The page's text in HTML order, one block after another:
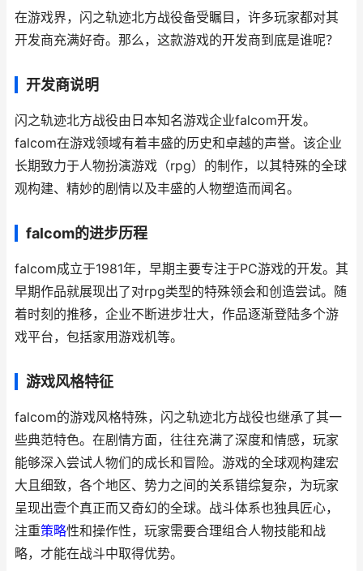
在游戏界，闪之轨迹北方战役备受瞩目，许多玩家都对其
开发商充满好奇。那么，这款游戏的开发商到底是谁呢？
开发商说明
闪之轨迹北方战役由日本知名游戏企业falcom开发。
falcom在游戏领域有着丰盛的历史和卓越的声誉。该企业
长期致力于人物扮演游戏（rpg）的制作，以其特殊的全球
观构建、精妙的剧情以及丰盛的人物塑造而闻名。
falcom的进步历程
falcom成立于1981年，早期主要专注于PC游戏的开发。其
早期作品就展现出了对rpg类型的特殊领会和创造尝试。随
着时刻的推移，企业不断进步壮大，作品逐渐登陆多个游
戏平台，包括家用游戏机等。
游戏风格特征
falcom的游戏风格特殊，闪之轨迹北方战役也继承了其一
些典范特色。在剧情方面，往往充满了深度和情感，玩家
能够深入尝试人物们的成长和冒险。游戏的全球观构建宏
大且细致，各个地区、势力之间的关系错综复杂，为玩家
呈现出壹个真正而又奇幻的全球。战斗体系也独具匠心，
注重策略性和操作性，玩家需要合理组合人物技能和战
略，才能在战斗中取得优势。